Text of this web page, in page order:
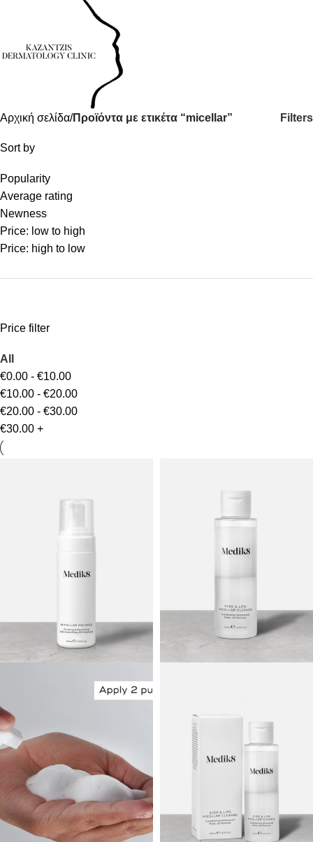
Αρχική σελίδα Προϊόντα με ετικέτα “micellar” Filters
Sort by
Popularity
Average rating
Newness
Price: low to high
Price: high to low
Price filter
All
€0.00 - €10.00
€10.00 - €20.00
€20.00 - €30.00
€30.00 +